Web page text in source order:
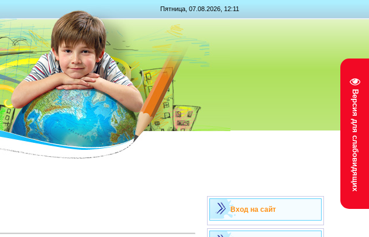
Версия для слабовидящих
Пятница, 07.08.2026, 12:11
Вход на сайт